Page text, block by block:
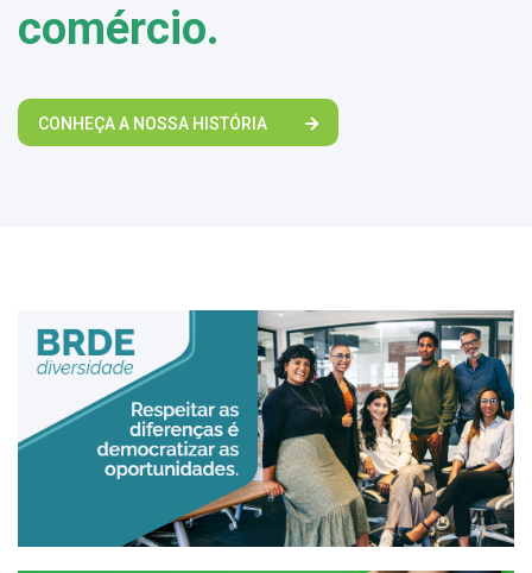
comércio.
CONHEÇA A NOSSA HISTÓRIA